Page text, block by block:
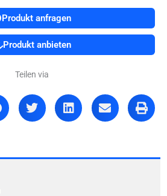
Produkt anfragen
Produkt anbieten
Teilen via